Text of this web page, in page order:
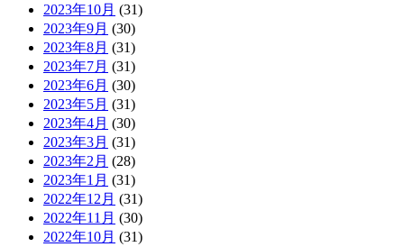
2023年10月 (31)
2023年9月 (30)
2023年8月 (31)
2023年7月 (31)
2023年6月 (30)
2023年5月 (31)
2023年4月 (30)
2023年3月 (31)
2023年2月 (28)
2023年1月 (31)
2022年12月 (31)
2022年11月 (30)
2022年10月 (31)